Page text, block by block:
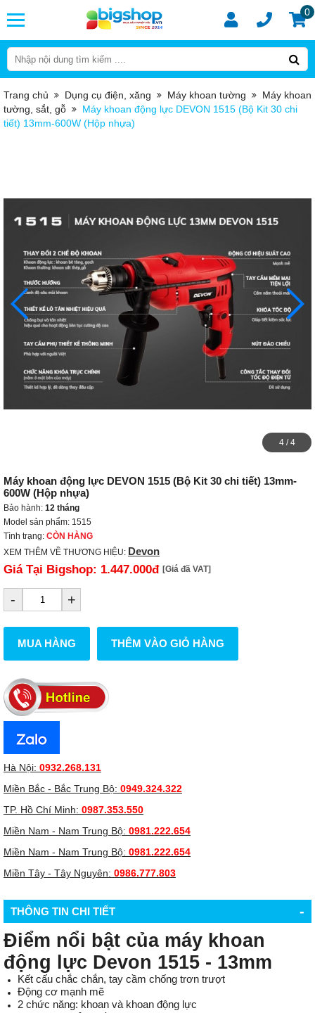
0
Trang chủ Dụng cụ điện, xăng Máy khoan tường
Máy khoan
tường, sắt, gỗ
Máy khoan động lực DEVON 1515 (Bộ Kit 30 chi
tiết) 13mm-600W (Hộp nhựa)
4/4
Máy khoan động lực DEVON 1515 (Bộ Kit 30 chi tiết) 13mm-
600W (Hộp nhựa)
Bảo hành: 12 tháng
Model sản phẩm: 1515
Tình trạng: CÒN HÀNG
XEM THÊM VỀ THƯƠNG HIỆU: Devon
Giá Tại Bigshop: 1.447.000đ [Giá đã VAT]
- +
MUA HÀNG THÊM VÀO GIỎ HÀNG
Hà Nội: 0932.268.131
Miền Bắc - Bắc Trung Bộ: 0949.324.322
TP. Hồ Chí Minh: 0987.353.550
Miền Nam - Nam Trung Bộ: 0981.222.654
Miền Nam - Nam Trung Bộ: 0981.222.654
Miền Tây - Tây Nguyên: 0986.777.803
THÔNG TIN CHI TIẾT -
Điểm nổi bật của máy khoan
động lực Devon 1515 - 13mm
Kết cấu chắc chắn, tay cầm chống trơn trượt
Động cơ mạnh mẽ
2 chức năng: khoan và khoan động lực